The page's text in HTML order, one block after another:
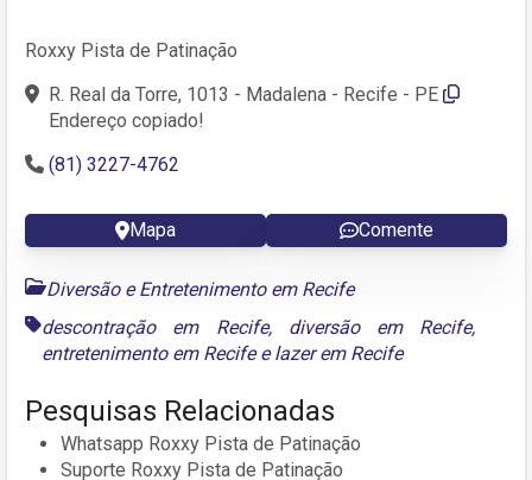
Roxxy Pista de Patinação
R. Real da Torre, 1013 - Madalena - Recife - PE
Endereço copiado!
(81) 3227-4762
Mapa Comente
Diversão e Entretenimento em Recife
descontração em Recife, diversão em Recife,
entretenimento em Recifeelazer em Recife
Pesquisas Relacionadas
Whatsapp Roxxy Pista de Patinação
Suporte Roxxy Pista de Patinação